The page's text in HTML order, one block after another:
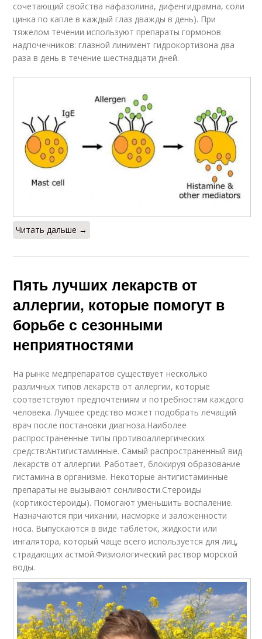
сочетающий свойства нафазолина, дифенгидрамна, соли
цинка по капле в каждый глаз дважды в день). При
тяжелом течении используют препараты гормонов
надпочечников: глазной линимент гидрокортизона два
раза в день в течение шестнадцати дней.
Читать дальше →
Пять лучших лекарств от
аллергии, которые помогут в
борьбе с сезонными
неприятностями
На рынке медпрепаратов существует несколько
различных типов лекарств от аллергии, которые
соответствуют предпочтениям и потребностям каждого
человека. Лучшее средство может подобрать лечащий
врач после постановки диагноза.Наиболее
распространенные типы противоаллергических
средств:Антигистаминные. Самый распространенный вид
лекарств от аллергии. Работает, блокируя образование
гистамина в организме. Некоторые антигистаминные
препараты не вызывают сонливости.Стероиды
(кортикостероиды). Помогают уменьшить воспаление.
Назначаются при чихании, насморке и заложенности
носа. Выпускаются в виде таблеток, жидкости или
ингалятора, который чаще всего используется для лиц,
страдающих астмой.Физиологический раствор морской
воды.